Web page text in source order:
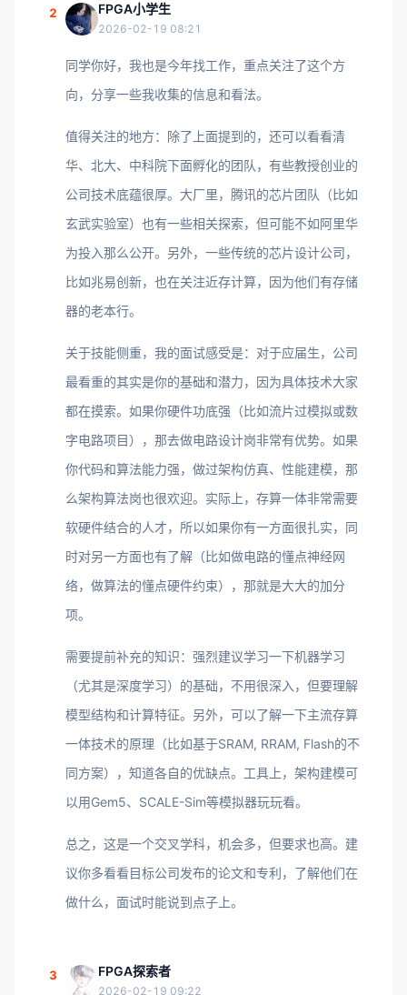
2 FPGA小学生
2026-02-19 08:21
同学你好，我也是今年找工作，重点关注了这个方
向，分享一些我收集的信息和看法。
值得关注的地方：除了上面提到的，还可以看看清
华、北大、中科院下面孵化的团队，有些教授创业的
公司技术底蕴很厚。大厂里，腾讯的芯片团队（比如
玄武实验室）也有一些相关探索，但可能不如阿里华
为投入那么公开。另外，一些传统的芯片设计公司，
比如兆易创新，也在关注近存计算，因为他们有存储
器的老本行。
关于技能侧重，我的面试感受是：对于应届生，公司
最看重的其实是你的基础和潜力，因为具体技术大家
都在摸索。如果你硬件功底强（比如流片过模拟或数
字电路项目），那去做电路设计岗非常有优势。如果
你代码和算法能力强，做过架构仿真、性能建模，那
么架构算法岗也很欢迎。实际上，存算一体非常需要
软硬件结合的人才，所以如果你有一方面很扎实，同
时对另一方面也有了解（比如做电路的懂点神经网
络，做算法的懂点硬件约束），那就是大大的加分
项。
需要提前补充的知识：强烈建议学习一下机器学习
（尤其是深度学习）的基础，不用很深入，但要理解
模型结构和计算特征。另外，可以了解一下主流存算
一体技术的原理（比如基于SRAM, RRAM, Flash的不
同方案），知道各自的优缺点。工具上，架构建模可
以用Gem5、SCALE-Sim等模拟器玩玩看。
总之，这是一个交叉学科，机会多，但要求也高。建
议你多看看目标公司发布的论文和专利，了解他们在
做什么，面试时能说到点子上。
3 FPGA探索者
2026-02-19 09:22